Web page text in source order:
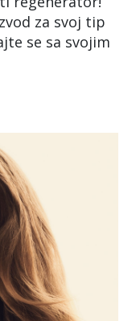
za svoj tip
se sa svojim